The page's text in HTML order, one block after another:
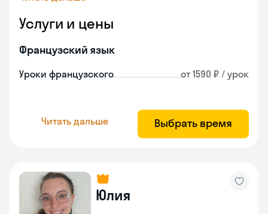
Услуги и цены
Французский язык
Уроки французского от 1590 ₽ / урок
Читать дальше Выбрать время
Юлия